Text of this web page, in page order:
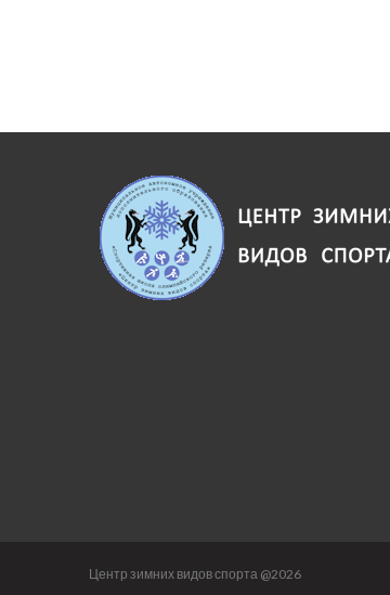
Центр зимних видов спорта @2026